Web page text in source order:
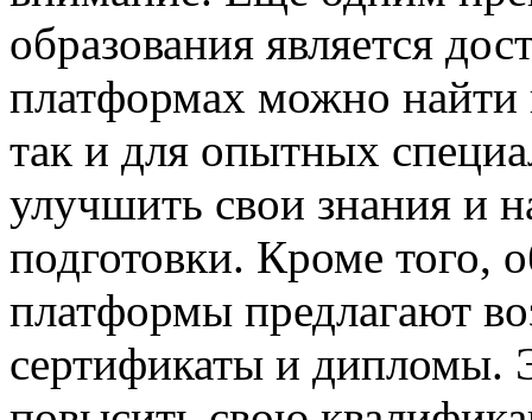
образования является
платформах можно
так и для опытных
улучшить свои знания и
подготовки. Кроме того,
платформы предлагают
сертификаты и дипломы.